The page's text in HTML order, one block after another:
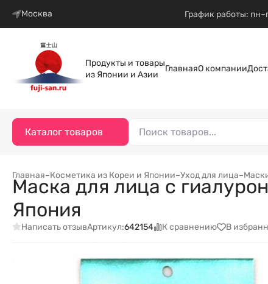
Москва График работы:
Продукты и товары
из Японии и Азии
ГлавнаяО компании
Каталог товаров
Главная–Косметика из Кореи и Японии–Уход для лица–
Маска для лица с
Япония
Написать отзывАртикул:642154 К сравнению В